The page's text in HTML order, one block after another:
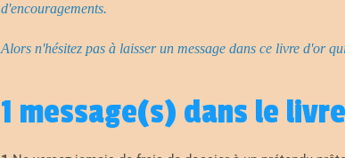
d'encouragements.
Alors n'hésitez pas à laisser un message dans ce livre d'or
1 message(s) dans le